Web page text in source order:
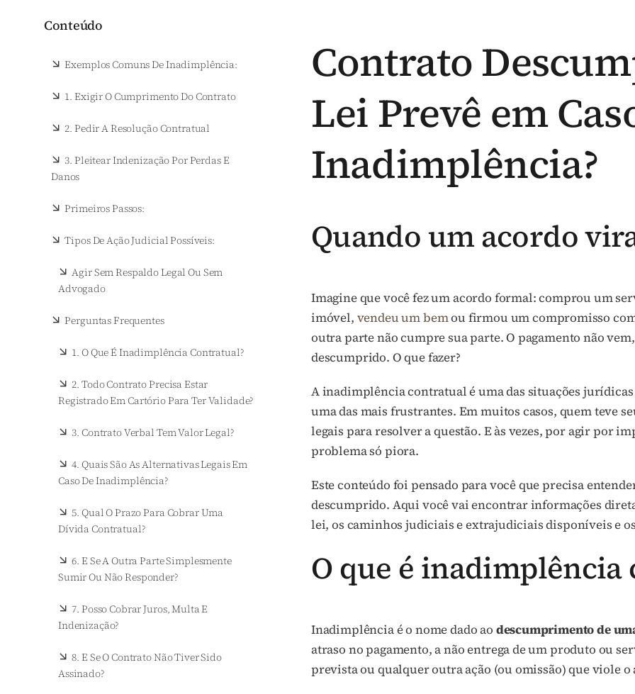
Conteúdo
Exemplos Comuns De Inadimplência:
1. Exigir O Cumprimento Do Contrato
2. Pedir A Resolução Contratual
3. Pleitear Indenização Por Perdas E
Danos
Primeiros Passos:
Tipos De Ação Judicial Possíveis:
Agir Sem Respaldo Legal Ou Sem
Advogado
Perguntas Frequentes
1. O Que É Inadimplência Contratual?
2. Todo Contrato Precisa Estar
Registrado Em Cartório Para Ter Validade?
3. Contrato Verbal Tem Valor Legal?
4. Quais São As Alternativas Legais Em
Caso De Inadimplência?
5. Qual O Prazo Para Cobrar Uma
Dívida Contratual?
6. E Se A Outra Parte Simplesmente
Sumir Ou Não Responder?
7. Posso Cobrar Juros, Multa E
Indenização?
8. E Se O Contrato Não Tiver Sido
Assinado?
Contrato
Lei Prevê em
Inadimplência?
Quando um acordo
Imagine que você fez um acordo formal: comprou um
imóvel, vendeu um bemou firmou um compromisso
outra parte não cumpre sua parte. O pagamento não
descumprido. O que fazer?
A inadimplência contratual é uma das situações
uma das mais frustrantes. Em muitos casos, quem teve
legais para resolver a questão. E às vezes, por agir por
problema só piora.
Este conteúdo foi pensado para você que precisa
descumprido. Aqui você vai encontrar informações
lei, os caminhos judiciais e extrajudiciais disponíveis e
O que é inadimplência
Inadimplência é o nome dado ao descumprimento de
atraso no pagamento, a não entrega de um produto ou
prevista ou qualquer outra ação (ou omissão) que viole